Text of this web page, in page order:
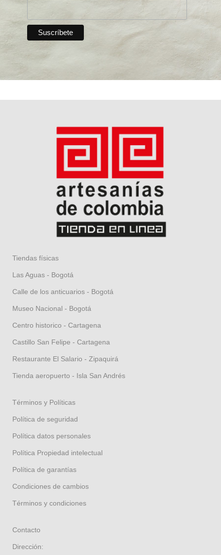
Tiendas físicas
Las Aguas - Bogotá
Calle de los anticuarios - Bogotá
Museo Nacional - Bogotá
Centro historico - Cartagena
Castillo San Felipe - Cartagena
Restaurante El Salario - Zipaquirá
Tienda aeropuerto - Isla San Andrés
Términos y Políticas
Política de seguridad
Política datos personales
Política Propiedad intelectual
Política de garantías
Condiciones de cambios
Términos y condiciones
Contacto
Dirección: